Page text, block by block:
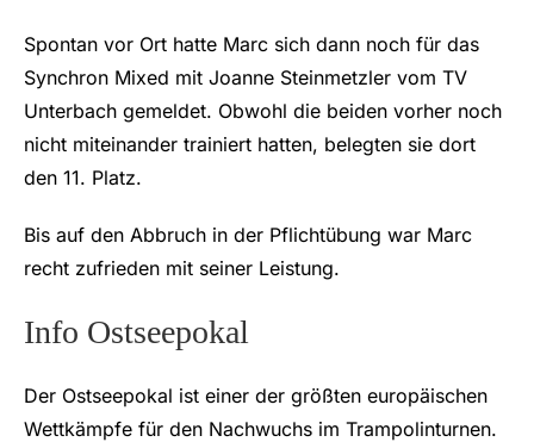
Spontan vor Ort hatte Marc sich dann noch für das
Synchron Mixed mit Joanne Steinmetzler vom TV
Unterbach gemeldet. Obwohl die beiden vorher noch
nicht miteinander trainiert hatten, belegten sie dort
den 11. Platz.
Bis auf den Abbruch in der Pflichtübung war Marc
recht zufrieden mit seiner Leistung.
Info Ostseepokal
Der Ostseepokal ist einer der größten europäischen
Wettkämpfe für den Nachwuchs im Trampolinturnen.